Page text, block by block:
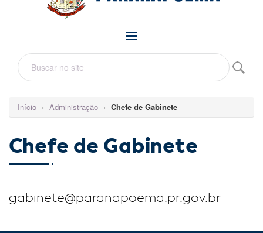
Início › Administração › Chefe de Gabinete
Chefe de Gabinete
gabinete@paranapoema.pr.gov.br